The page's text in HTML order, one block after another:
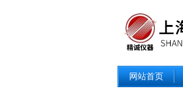
网站首页